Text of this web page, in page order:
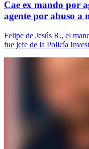
Cae ex mando por
agente por abuso a
Felipe de Jesús R., el
fue jefe de la Policía